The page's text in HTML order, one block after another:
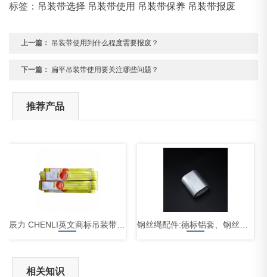
标签： 吊装带选择 吊装带使用 吊装带保养 吊装带报废
上一篇： 吊装带使用到什么程度需要报废？
下一篇： 扁平吊装带使用要关注哪些问题？
推荐产品
相关知识